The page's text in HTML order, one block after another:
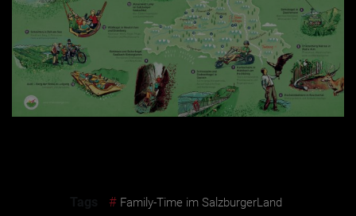
# Family-Time im SalzburgerLand